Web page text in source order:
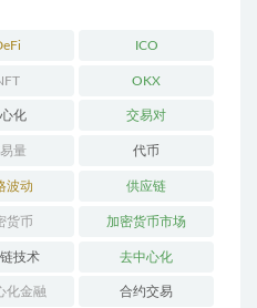
ICO
OKX
化 交易对
量 代币
波动 供应链
货币 加密货币市场
技术 去中心化
化金融 合约交易